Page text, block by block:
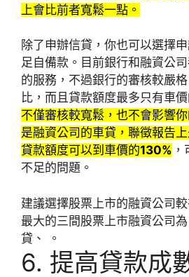
上會比前者寬鬆一點。
除了申辦信貸，你也可以選擇
足自備款。目前銀行和融資公
的服務，不過銀行的審核較嚴
比，而且貸款額度最多只有車價
不僅審核較寬鬆，也不會影響
是融資公司的車貸，聯徵報告
貸款額度可以到車價的130%
不足的問題。
建議選擇股票上市的融資公司
最大的三間股票上市融資公司
貸、 。
6. 提高貸款成